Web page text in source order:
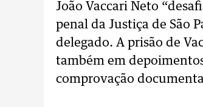
João Vaccari Neto
penal da Justiça de São
delegado. A prisão de
também em
comprovação